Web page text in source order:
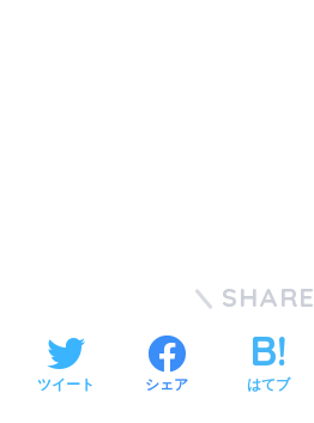
SHARE
ツイート シェア はてブ